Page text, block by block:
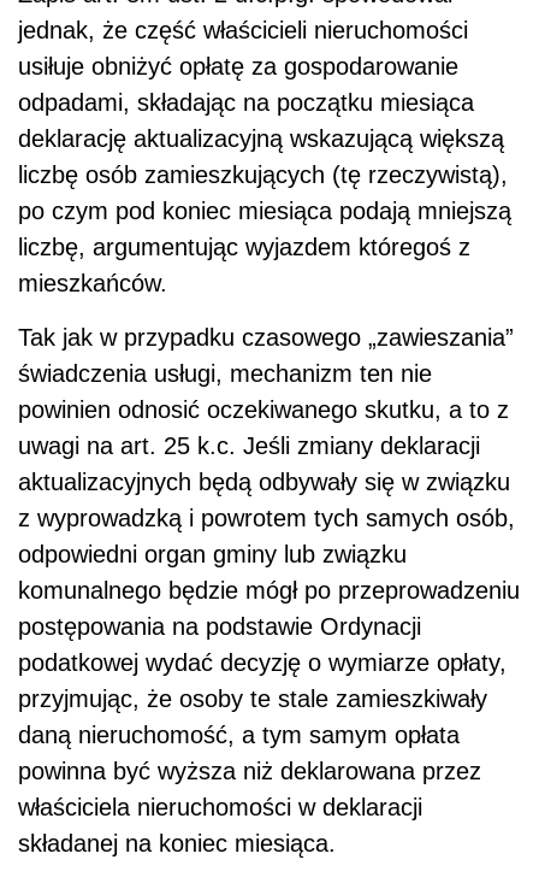
jednak, że część właścicieli nieruchomości
usiłuje obniżyć opłatę za gospodarowanie
odpadami, składając na początku miesiąca
deklarację aktualizacyjną wskazującą większą
liczbę osób zamieszkujących (tę rzeczywistą),
po czym pod koniec miesiąca podają mniejszą
liczbę, argumentując wyjazdem któregoś z
mieszkańców.
Tak jak w przypadku czasowego „zawieszania”
świadczenia usługi, mechanizm ten nie
powinien odnosić oczekiwanego skutku, a to z
uwagi na art. 25 k.c. Jeśli zmiany deklaracji
aktualizacyjnych będą odbywały się w związku
z wyprowadzką i powrotem tych samych osób,
odpowiedni organ gminy lub związku
komunalnego będzie mógł po przeprowadzeniu
postępowania na podstawie Ordynacji
podatkowej wydać decyzję o wymiarze opłaty,
przyjmując, że osoby te stale zamieszkiwały
daną nieruchomość, a tym samym opłata
powinna być wyższa niż deklarowana przez
właściciela nieruchomości w deklaracji
składanej na koniec miesiąca.